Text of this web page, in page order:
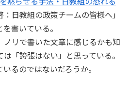
：日教組の政策チームの皆様へ」
書いている。
リで書いた文章に感じるかも知
「誇張はない」と思っている。
るのではないだろうか。